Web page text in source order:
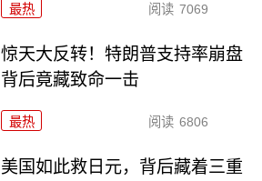
最热 阅读 7069
惊天大反转！特朗普支持率崩盘
背后竟藏致命一击
最热 阅读 6806
美国如此救日元，背后藏着三重